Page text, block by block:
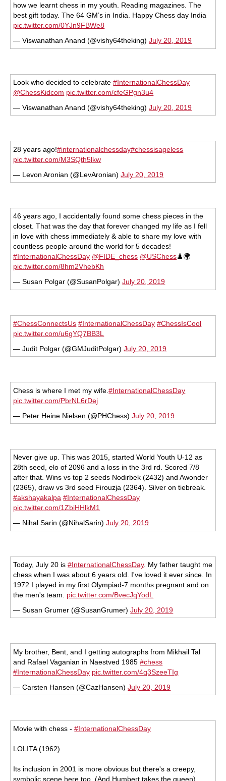
how we learnt chess in my youth. Reading magazines. The
best gift today. The 64 GM’s in India. Happy Chess day India
pic.twitter.com/0YJn9FBWe8
— Viswanathan Anand (@vishy64theking)July 20, 2019
Look who decided to celebrate#InternationalChessDay
@ChessKidcom pic.twitter.com/cfeGPgn3u4
— Viswanathan Anand (@vishy64theking)July 20, 2019
28 years ago!#internationalchessday#chessisageless
pic.twitter.com/M3SQth5lkw
— Levon Aronian (@LevAronian)July 20, 2019
46 years ago, I accidentally found some chess pieces in the
closet. That was the day that forever changed my life as I fell
in love with chess immediately & able to share my love with
countless people around the world for 5 decades!
#InternationalChessDay @FIDE_chess @USChess♟️🌍
pic.twitter.com/8hm2VhebKh
— Susan Polgar (@SusanPolgar)July 20, 2019
#ChessConnectsUs #InternationalChessDay #ChessIsCool
pic.twitter.com/u6gYQ7BB3L
— Judit Polgar (@GMJuditPolgar)July 20, 2019
Chess is where I met my wife.#InternationalChessDay
pic.twitter.com/PbrNL6rDej
— Peter Heine Nielsen (@PHChess)July 20, 2019
Never give up. This was 2015, started World Youth U-12 as
28th seed, elo of 2096 and a loss in the 3rd rd. Scored 7/8
after that. Wins vs top 2 seeds Nodirbek (2432) and Awonder
(2365), draw vs 3rd seed Firouzja (2364). Silver on tiebreak.
#akshayakalpa #InternationalChessDay
pic.twitter.com/1ZbiHHlkM1
— Nihal Sarin (@NihalSarin)July 20, 2019
Today, July 20 is#InternationalChessDay. My father taught me
chess when I was about 6 years old. I've loved it ever since. In
1972 I played in my first Olympiad-7 months pregnant and on
the men's team. pic.twitter.com/BvecJqYodL
— Susan Grumer (@SusanGrumer)July 20, 2019
My brother, Bent, and I getting autographs from Mikhail Tal
and Rafael Vaganian in Naestved 1985#chess
#InternationalChessDay pic.twitter.com/4q3SzeeTIg
— Carsten Hansen (@CazHansen)July 20, 2019
Movie with chess -#InternationalChessDay
LOLITA (1962)
Its inclusion in 2001 is more obvious but there's a creepy,
symbolic scene here too. (And Humbert takes the queen).